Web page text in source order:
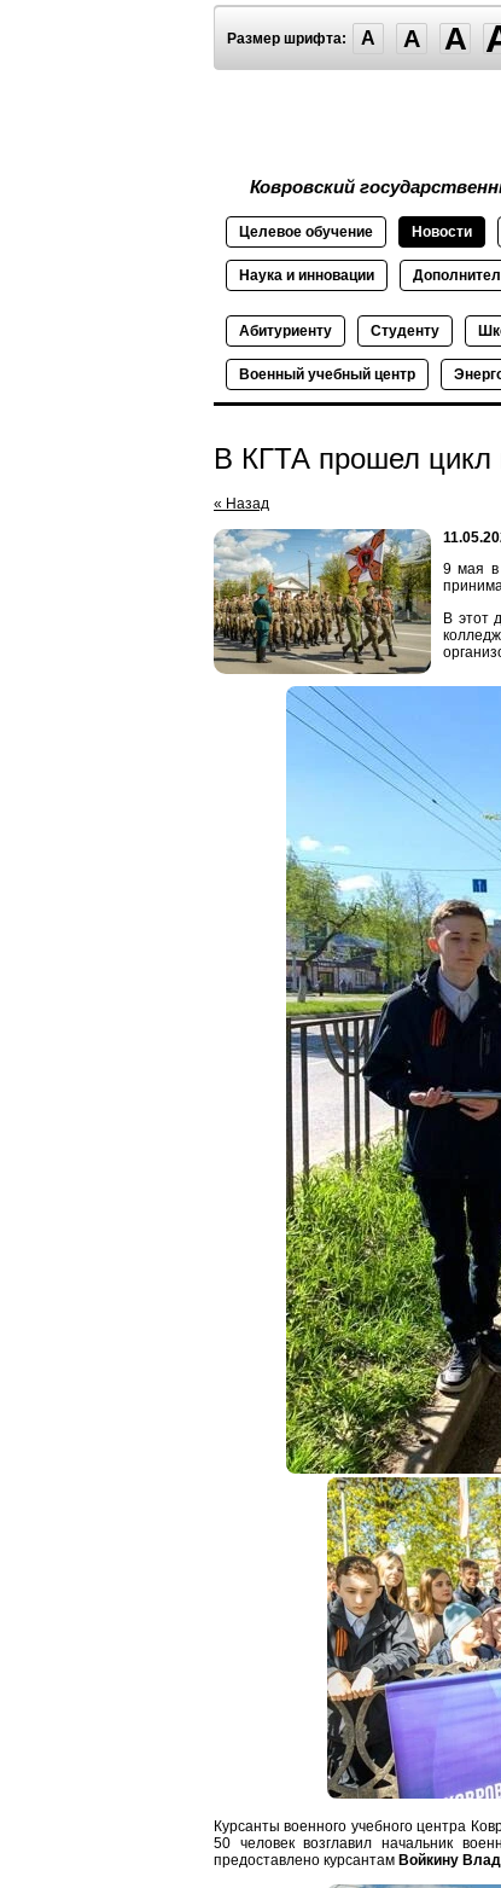
Размер шрифта: A A A
Ковровский
Целевое обучение Новости
Наука и инновации
Абитуриенту Студенту
Военный учебный центр
В КГТА прошел цикл
« Назад
9 мая в
В этот
Курсанты военного учебного центра
50 человек возглавил начальник
предоставлено курсантам Войкину